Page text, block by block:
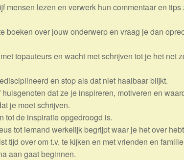
mensen lezen en verwerk hun commentaar en
boeken over jouw onderwerp en vraag je dan
topauteurs en wacht met schrijven tot je het net
en stop als dat niet haalbaar blijkt.
dat ze je inspireren, motiveren en
je moet schrijven.
tot de inspiratie opgedroogd is.
tot iemand werkelijk begrijpt waar je het over
tijd over om t.v. te kijken en met vrienden en
aan gaat beginnen.